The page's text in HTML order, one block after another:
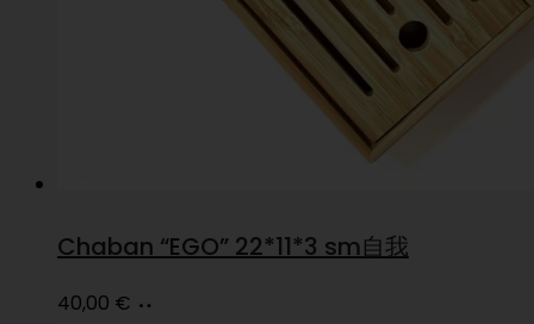
Chaban “EGO” 22*11*3 sm自我
40,00 €